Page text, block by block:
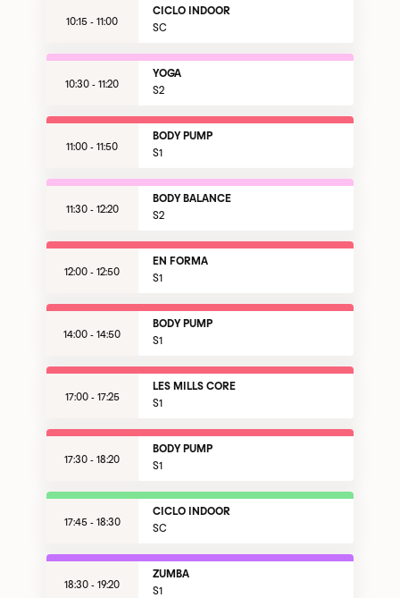
10:15 - 11:00
CICLO INDOOR
SC
10:30 - 11:20
YOGA
S2
11:00 - 11:50
BODY PUMP
S1
11:30 - 12:20
BODY BALANCE
S2
12:00 - 12:50
EN FORMA
S1
14:00 - 14:50
BODY PUMP
S1
17:00 - 17:25
LES MILLS CORE
S1
17:30 - 18:20
BODY PUMP
S1
17:45 - 18:30
CICLO INDOOR
SC
18:30 - 19:20
ZUMBA
S1